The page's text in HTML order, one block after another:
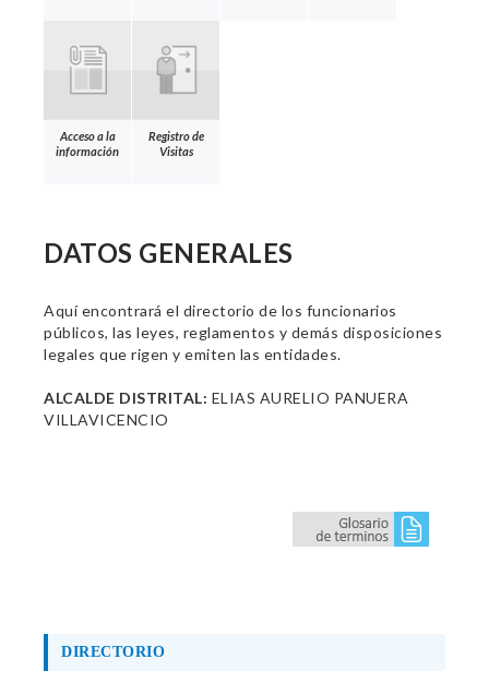
Acceso a la
información
Registro de
Visitas
DATOS GENERALES
Aquí encontrará el directorio de los funcionarios
públicos, las leyes, reglamentos y demás disposiciones
legales que rigen y emiten las entidades.
ALCALDE DISTRITAL: ELIAS AURELIO PANUERA
VILLAVICENCIO
DIRECTORIO